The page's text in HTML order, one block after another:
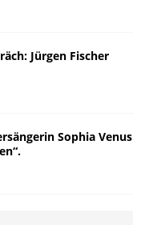
Jürgen Fischer
Sophia Venus